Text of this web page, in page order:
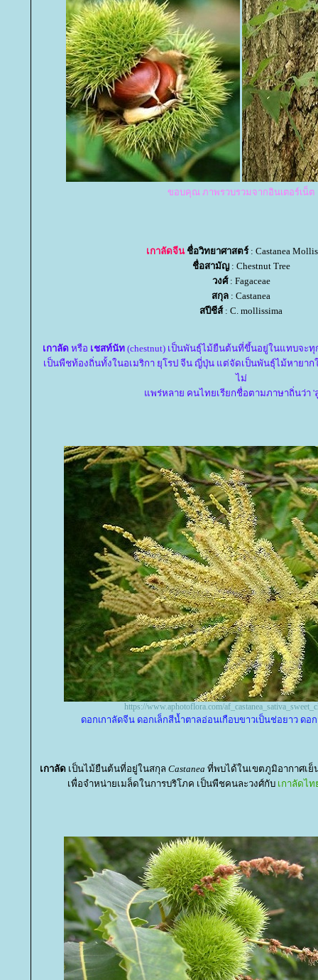
ขอบคุณ ภาพรวบรวมจากอินเตอร์เน็ต
เกาลัดจีนชื่อวิทยาศาสตร์: Castanea
ชื่อสามัญ: Chestnut Tree
วงศ์: Fagaceae
สกุล : Castanea
สปีชีส์: C. mollissima
เกาลัด หรือ เชสท์นัท (chestnut) เป็นพันธุ์ไม้ยืนต้นที่ขึ้นอยู่ในแทบจะ
เป็นพืชท้องถิ่นทั้งในอเมริกา ยุโรป จีน ญี่ปุ่น แต่จัดเป็นพันธุ์ไม้หายาก
ไม่
พร่หลาย คนไทยเรียกชื่อตามภาษาถิ่นว่า '
https://www.aphotoflora.com/
ดอกเกาลัดจีน ดอกเล็กสีน้ำตาลอ่อนเกือบขาวเป็นช่อยาว ด
เกาลัดเป็นไม้ยืนต้นที่อยู่ในสกุล Castanea ที่พบได้ในเขตภูมิอากาศเย็
เพื่อจำหน่ายเมล็ดในการบริโภค เป็นพืชคนละวงศ์กับ เกาลัดไ